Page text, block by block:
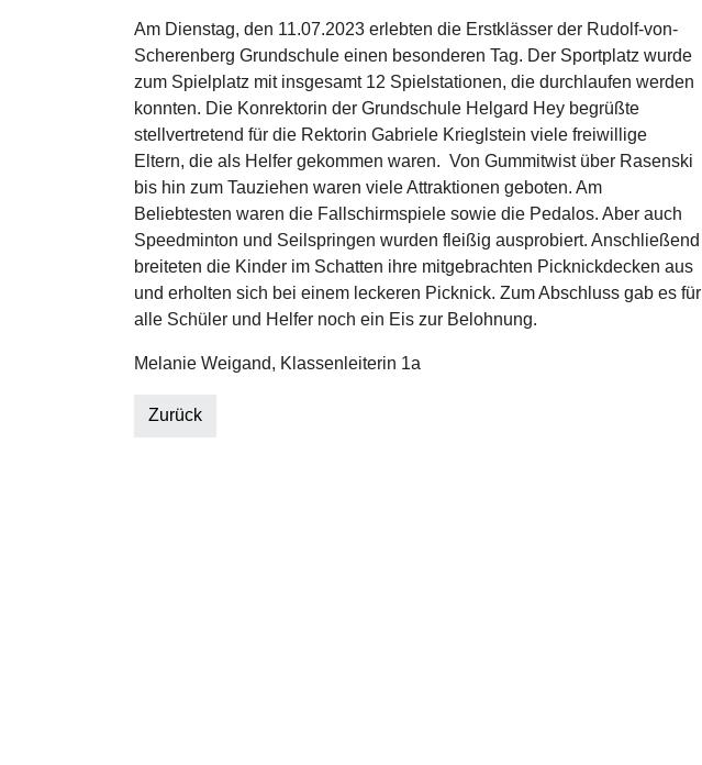
Am Dienstag, den 11.07.2023 erlebten die Erstklässer der Rudolf-von-
Scherenberg Grundschule einen besonderen Tag. Der Sportplatz wurde
zum Spielplatz mit insgesamt 12 Spielstationen, die durchlaufen werden
konnten. Die Konrektorin der Grundschule Helgard Hey begrüßte
stellvertretend für die Rektorin Gabriele Krieglstein viele freiwillige
Eltern, die als Helfer gekommen waren. Von Gummitwist über Rasenski
bis hin zum Tauziehen waren viele Attraktionen geboten. Am
Beliebtesten waren die Fallschirmspiele sowie die Pedalos. Aber auch
Speedminton und Seilspringen wurden fleißig ausprobiert. Anschließend
breiteten die Kinder im Schatten ihre mitgebrachten Picknickdecken aus
und erholten sich bei einem leckeren Picknick. Zum Abschluss gab es für
alle Schüler und Helfer noch ein Eis zur Belohnung.
Melanie Weigand, Klassenleiterin 1a
Zurück